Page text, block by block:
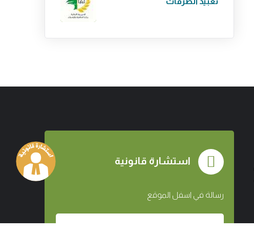
استشارة قانونية
رسالة في اسفل الموقع